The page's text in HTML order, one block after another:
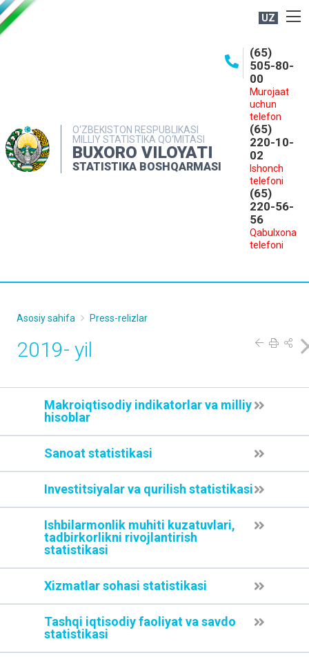
UZ
O‘ZBEKISTON RESPUBLIKASI
MILLIY STATISTIKA QO‘MITASI
BUXORO VILOYATI
STATISTIKA BOSHQARMASI
(65)
505-80-
00
Murojaat
uchun
telefon
(65)
220-10-
02
Ishonch
telefoni
(65)
220-56-
56
Qabulxona
telefoni
MATBUOT XIZMATI
MUROJAATLAR
Asosiy sahifa Press-relizlar
2019- yil
Makroiqtisodiy indikatorlar va milliy
hisoblar
Sanoat statistikasi
Investitsiyalar va qurilish statistikasi
Ishbilarmonlik muhiti kuzatuvlari,
tadbirkorlikni rivojlantirish
statistikasi
Xizmatlar sohasi statistikasi
Tashqi iqtisodiy faoliyat va savdo
statistikasi